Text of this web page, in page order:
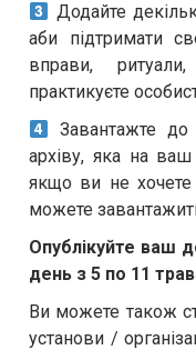
Додайте
аби підтримати
вправи,
практикуєте
Завантажте до
архіву, яка на
якщо ви не хочете
можете
Опублікуйте ваш
день з 5 по 11
Ви можете також
установи /